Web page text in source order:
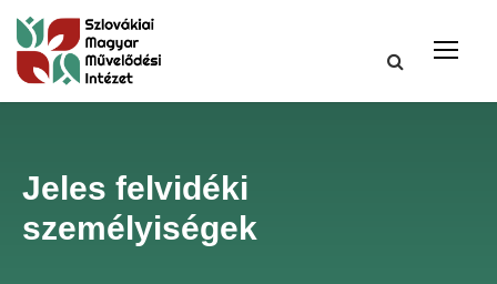
Jeles felvidéki
személyiségek